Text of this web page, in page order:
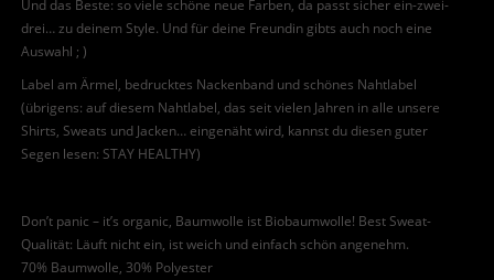
Und das Beste: so viele schöne neue Farben, da passt sicher ein-zwei-
drei… zu deinem Style. Und für deine Freundin gibts auch noch eine
Auswahl ; )
Label am Ärmel, bedrucktes Nackenband und schönes Nahtlabel
(übrigens: auf diesem Nahtlabel, das seit vielen Jahren in alle unsere
Shirts, Sweats und Jacken… eingenäht wird, kannst du diesen guter
Segen lesen: STAY HEALTHY)
Don’t panic – it’s organic, Baumwolle ist Biobaumwolle! Best Sweat-
Qualität: Läuft nicht ein, ist weich und einfach schön angenehm.
70% Baumwolle, 30% Polyester